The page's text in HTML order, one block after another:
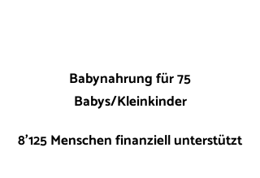
Babynahrung für 75
Babys/Kleinkinder
8'125 Menschen finanziell unterstützt